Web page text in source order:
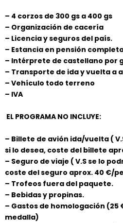
– 4 corzos de 300 gs a 400 gs
– Organización de cacería
– Licencia y seguros del país.
– Estancia en pensión
– Intérprete de castellano por
– Transporte de ida y vuelta a
– Vehículo todo terreno
– IVA
EL PROGRAMA NO INCLUYE:
– Billete de avión ida/vuelta (
si lo desea, coste del billete
– Seguro de viaje ( V.S se lo
coste del seguro aprox. 40 €/
– Trofeos fuera del paquete.
– Bebidas y propinas.
– Gastos de homologación
medalla)